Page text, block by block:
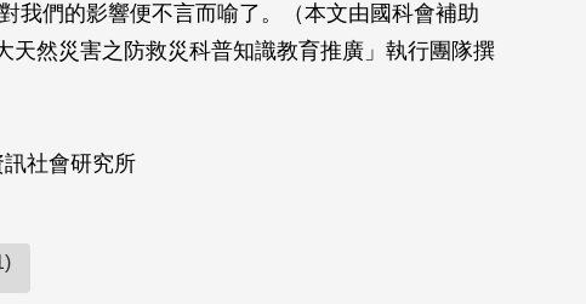
我們的影響便不言而喻了。（本文由國科會補助
天然災害之防救災科普知識教育推廣」執行團隊撰
社會研究所